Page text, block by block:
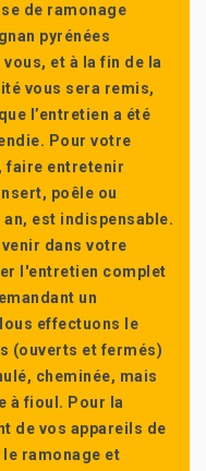
de ramonage
pyrénées
et à la fin de la
vous sera remis,
l’entretien a été
Pour votre
faire entretenir
poêle ou
est indispensable.
dans votre
l'entretien complet
un
effectuons le
(ouverts et fermés)
cheminée, mais
à fioul. Pour la
de vos appareils de
ramonage et